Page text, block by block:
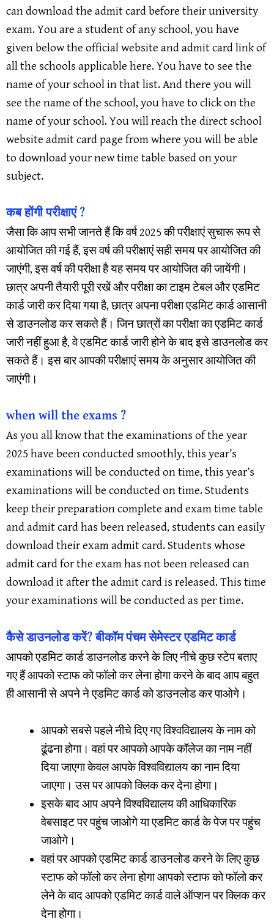
can download the admit card before their university
exam. You are a student of any school, you have
given below the official website and admit card link of
all the schools applicable here. You have to see the
name of your school in that list. And there you will
see the name of the school, you have to click on the
name of your school. You will reach the direct school
website admit card page from where you will be able
to download your new time table based on your
subject.
कब होंगी परीक्षाएं ?
जैसा कि आप सभी जानते हैं कि वर्ष 2025 की परीक्षाएं सुचारू रूप से
आयोजित की गई हैं, इस वर्ष की परीक्षाएं सही समय पर आयोजित की
जाएंगी, इस वर्ष की परीक्षा है यह समय पर आयोजित की जायेंगी।
छात्र अपनी तैयारी पूरी रखें और परीक्षा का टाइम टेबल और एडमिट
कार्ड जारी कर दिया गया है, छात्र अपना परीक्षा एडमिट कार्ड आसानी
से डाउनलोड कर सकते हैं। जिन छात्रों का परीक्षा का एडमिट कार्ड
जारी नहीं हुआ है, वे एडमिट कार्ड जारी होने के बाद इसे डाउनलोड कर
सकते हैं। इस बार आपकी परीक्षाएं समय के अनुसार आयोजित की
जाएंगी।
when will the exams ?
As you all know that the examinations of the year
2025 have been conducted smoothly, this year’s
examinations will be conducted on time, this year’s
examinations will be conducted on time. Students
keep their preparation complete and exam time table
and admit card has been released, students can easily
download their exam admit card. Students whose
admit card for the exam has not been released can
download it after the admit card is released. This time
your examinations will be conducted as per time.
कैसे डाउनलोड करें? बीकॉम पंचम सेमेस्टर एडमिट कार्ड
आपको एडमिट कार्ड डाउनलोड करने के लिए नीचे कुछ स्टेप बताए
गए हैं आपको स्टाफ को फॉलो कर लेना होगा करने के बाद आप बहुत
ही आसानी से अपने ने एडमिट कार्ड को डाउनलोड कर पाओगे।
आपको सबसे पहले नीचे दिए गए विश्वविद्यालय के नाम को
ढूंढना होगा। वहां पर आपको आपके कॉलेज का नाम नहीं
दिया जाएगा केवल आपके विश्वविद्यालय का नाम दिया
जाएगा। उस पर आपको क्लिक कर देना होगा।
इसके बाद आप अपने विश्वविद्यालय की आधिकारिक
वेबसाइट पर पहुंच जाओगे या एडमिट कार्ड के पेज पर पहुंच
जाओगे।
वहां पर आपको एडमिट कार्ड डाउनलोड करने के लिए कुछ
स्टाफ को फॉलो कर लेना होगा आपको स्टाफ को फॉलो कर
लेने के बाद आपको एडमिट कार्ड वाले ऑप्शन पर क्लिक कर
देना होगा।